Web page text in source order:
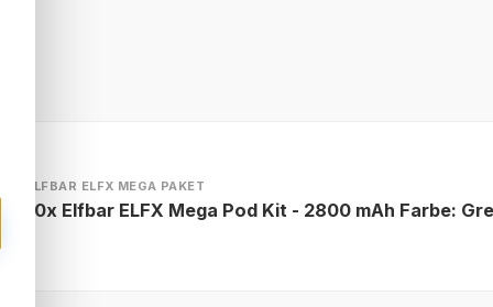
ELFBAR ELFX MEGA PAKET
10x Elfbar ELFX Mega Pod Kit - 2800 mAh Farbe: